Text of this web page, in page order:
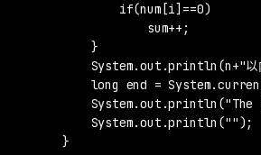
if(num[i]==0)
sum++;
}
System.out.println(n+"以内
long end =
System.out.println("The
System.out.println("");
}